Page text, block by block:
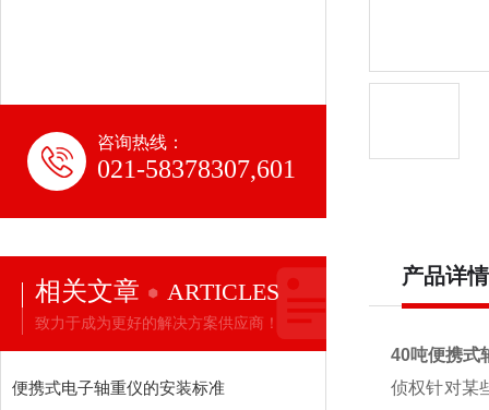
咨询热线：
021-58378307,601
相关文章 ARTICLES
致力于成为更好的解决方案供应商！
便携式电子轴重仪的安装标准
产品详情
40吨便携式
侦权针对某